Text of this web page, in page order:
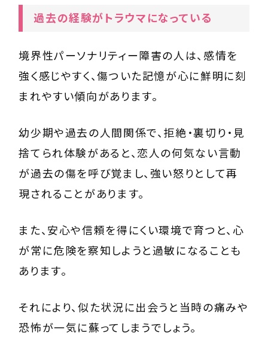
過去の経験がトラウマになっている
境界性パーソナリティー障害の人は、感情を
強く感じやすく、傷ついた記憶が心に鮮明に刻
まれやすい傾向があります。
幼少期や過去の人間関係で、拒絶・裏切り・見
捨てられ体験があると、恋人の何気ない言動
が過去の傷を呼び覚まし、強い怒りとして再
現されることがあります。
また、安心や信頼を得にくい環境で育つと、心
が常に危険を察知しようと過敏になることも
あります。
それにより、似た状況に出会うと当時の痛みや
恐怖が一気に蘇ってしまうでしょう。